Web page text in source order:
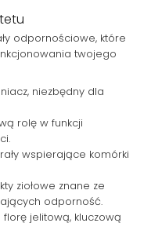
odpornościowe, które
twojego
niezbędny dla
rolę w funkcji
wspierające komórki
ziołowe znane ze
odporność.
jelitową, kluczową